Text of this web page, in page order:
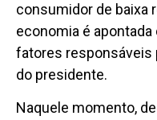
consumidor de baixa
economia é
fatores responsáveis
do presidente.
Naquele momento,